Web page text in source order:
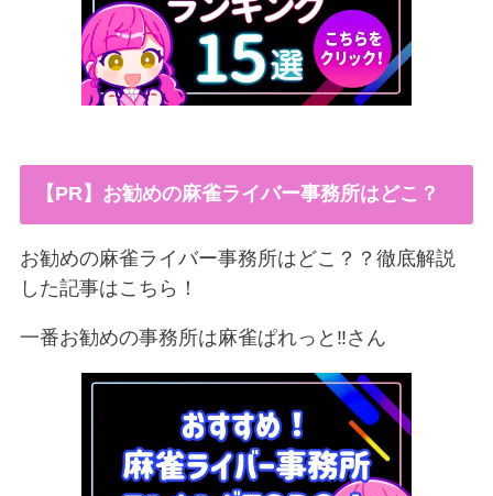
【PR】お勧めの麻雀ライバー事務所はどこ？
お勧めの麻雀ライバー事務所はどこ？？徹底解説
した記事はこちら！
一番お勧めの事務所は麻雀ぱれっと‼︎さん